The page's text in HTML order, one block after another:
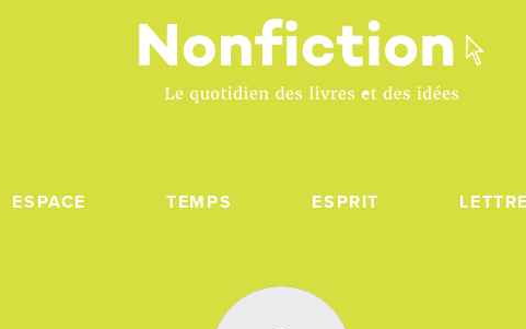
ESPACE TEMPS ESPRIT